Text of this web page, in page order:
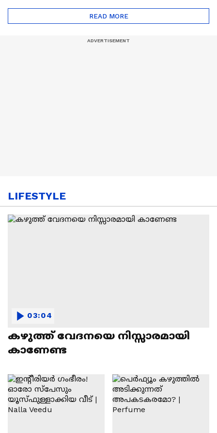
ഒറിയോണിന്റെ യാത്ര
ആരംഭിച്ചു
READ MORE
LIFESTYLE
കഴുത്ത് വേദനയെ നിസ്സാരമായി
കാണേണ്ട
03:04